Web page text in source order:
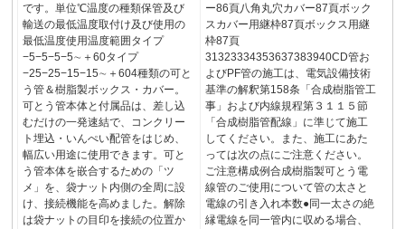
です。単位℃温度の種類保管及び
輸送の最低温度取付け及び使用の
最低温度使用温度範囲タイプ
−5−5−5−5∼＋60タイプ
−25−25−15−15∼＋604種類の可と
う管＆樹脂製ボックス・カバー。
可とう管本体と付属品は、差し込
むだけの一発速結で、コンクリー
ト埋込・いんぺい配管をはじめ、
幅広い用途に使用できます。可と
う管本体を嵌合するための「ツ
メ」を、袋ナット内側の全周に設
け、接続機能を高めました。解除
は袋ナットの目印を接続の位置か
ー86頁八角丸穴カバー87頁ボック
スカバー用継枠87頁ボックス用継
枠87頁
31323334353637383940CD管お
よびPF管の施工は、電気設備技術
基準の解釈第158条「合成樹脂管工
事」および内線規程第３１１５節
「合成樹脂管配線」に準じて施工
してください。また、施工にあた
っては次の点にご注意ください。
ご注意構成例合成樹脂製可とう電
線管のご使用について管の太さと
電線の引き入れ本数●同一太さの絶
縁電線を同一管内に収める場合、